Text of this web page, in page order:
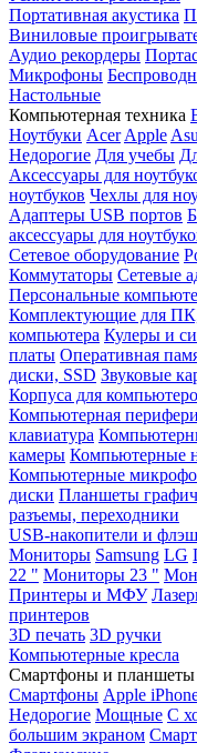
Портативная акустика
Виниловые
Аудио рекордеры
Микрофоны
Настольные
Компьютерная техника
Ноутбуки Acer Apple
Недорогие Для учебы
Аксессуары для
ноутбуков Чехлы для
Адаптеры USB портов
аксессуары для
Сетевое оборудование
Коммутаторы Сетевые
Персональные
Комплектующие для ПК,
компьютера Кулеры и
платы Оперативная
диски, SSD Звуковые
Корпуса для
Компьютерная
клавиатура
камеры Компьютерные
Компьютерные
диски Планшеты
разъемы, переходники
USB-накопители и
Мониторы Samsung LG
22 " Мониторы 23 "
Принтеры и МФУ
принтеров
3D печать 3D ручки
Компьютерные кресла
Смартфоны и планшеты
Смартфоны Apple
Недорогие Мощные С
большим экраном